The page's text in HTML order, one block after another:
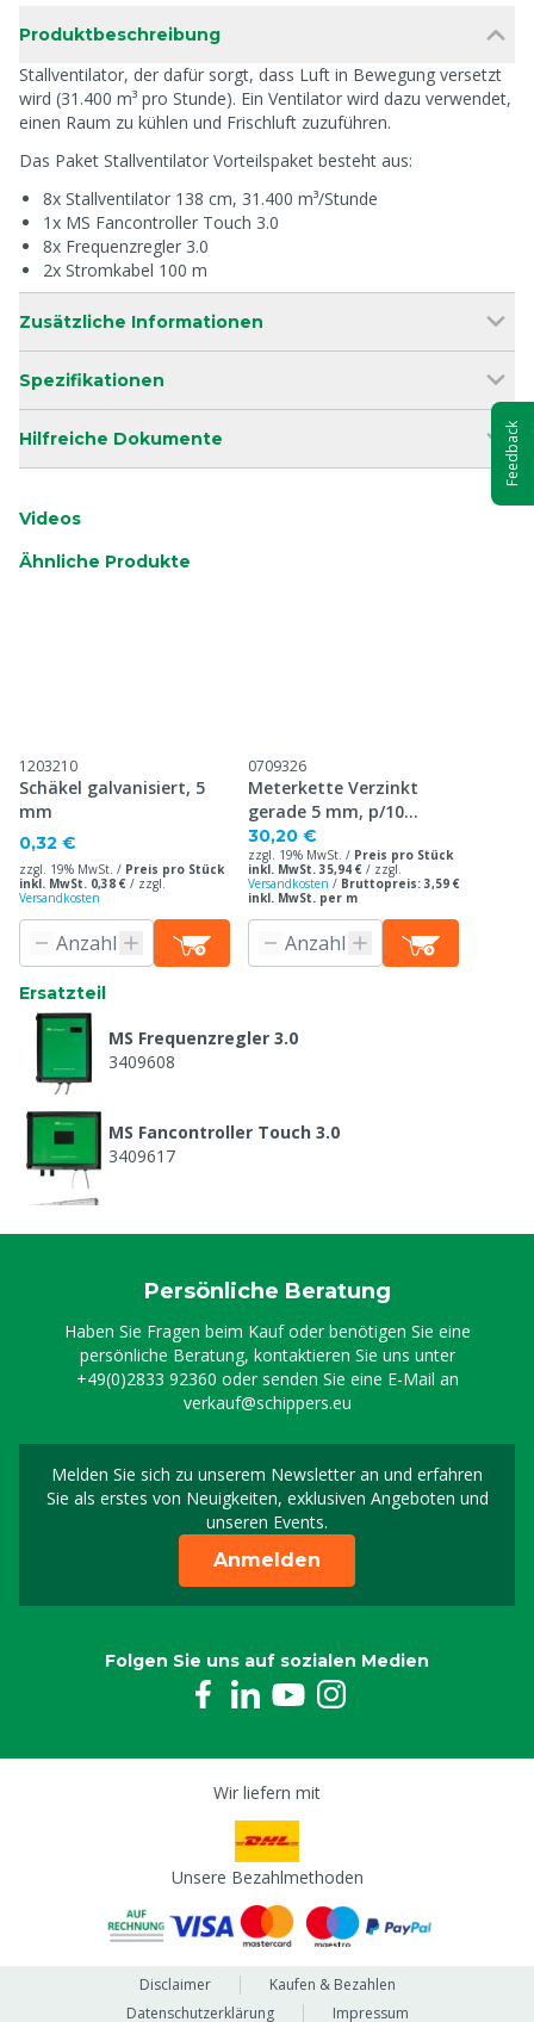
Produktbeschreibung
Stallventilator, der dafür sorgt, dass Luft in Bewegung versetzt
wird (31.400 m³ pro Stunde). Ein Ventilator wird dazu verwendet,
einen Raum zu kühlen und Frischluft zuzuführen.
Das Paket Stallventilator Vorteilspaket besteht aus:
8x Stallventilator 138 cm, 31.400 m³/Stunde
1x MS Fancontroller Touch 3.0
8x Frequenzregler 3.0
2x Stromkabel 100 m
Zusätzliche Informationen
Spezifikationen
Hilfreiche Dokumente
Videos
Ähnliche Produkte
1203210
Schäkel galvanisiert, 5
mm
0,32 €
zzgl. 19% MwSt. / Preis pro Stück
inkl. MwSt. 0,38 € / zzgl.
Versandkosten
0709326
Meterkette Verzinkt
gerade 5 mm, p/10
Meters
30,20 €
zzgl. 19% MwSt. / Preis pro Stück
inkl. MwSt. 35,94 € / zzgl.
Versandkosten / Bruttopreis: 3,59 €
inkl. MwSt. per m
Ersatzteil
MS Frequenzregler 3.0
3409608
MS Fancontroller Touch 3.0
3409617
Stromkabel 100 m
8804625
Persönliche Beratung
Haben Sie Fragen beim Kauf oder benötigen Sie eine
persönliche Beratung, kontaktieren Sie uns unter
+49(0)2833 92360 oder senden Sie eine E-Mail an
verkauf@schippers.eu
Melden Sie sich zu unserem Newsletter an und erfahren
Sie als erstes von Neuigkeiten, exklusiven Angeboten und
unseren Events.
Melden Sie sich für
Anmelden
Folgen Sie uns auf sozialen Medien
Wir liefern mit
Unsere Bezahlmethoden
Disclaimer
Kaufen & Bezahlen
Datenschutzerklärung
Impressum
Feedback